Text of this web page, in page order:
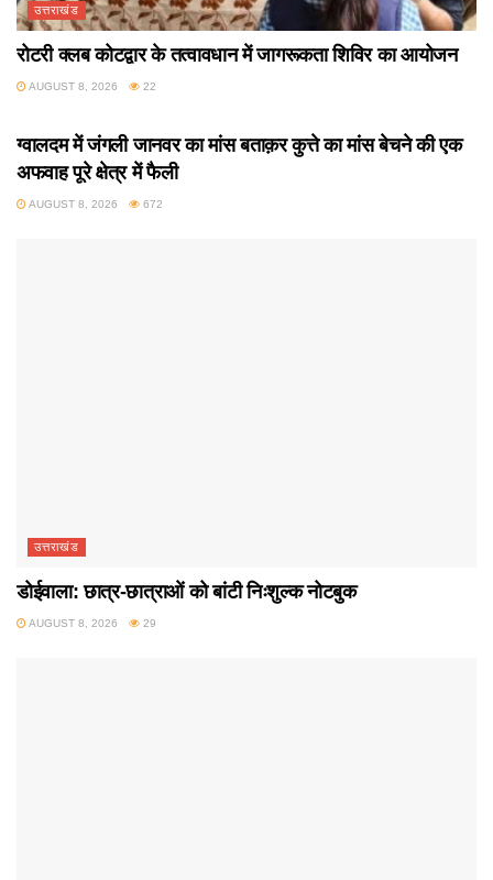
उत्तराखंड
रोटरी क्लब कोटद्वार के तत्वावधान में जागरूकता शिविर का आयोजन
AUGUST 8, 2026 22
ग्वालदम में जंगली जानवर का मांस बताक़र कुत्ते का मांस बेचने की एक
अफवाह पूरे क्षेत्र में फैली
AUGUST 8, 2026 672
उत्तराखंड
डोईवाला: छात्र-छात्राओं को बांटी निःशुल्क नोटबुक
AUGUST 8, 2026 29